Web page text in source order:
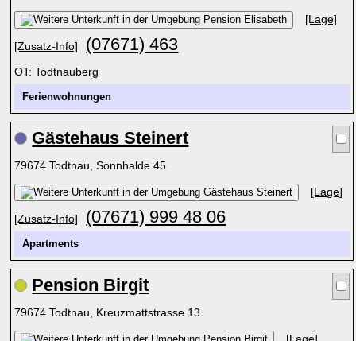
[Lage]
[Zusatz-Info] (07671) 463
OT: Todtnauberg
Ferienwohnungen
Gästehaus Steinert
79674 Todtnau, Sonnhalde 45
[Lage]
[Zusatz-Info] (07671) 999 48 06
Apartments
Pension Birgit
79674 Todtnau, Kreuzmattstrasse 13